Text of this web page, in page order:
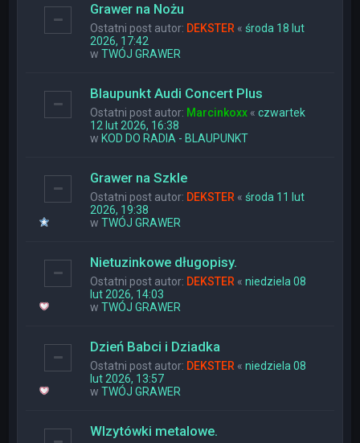
Grawer na Nożu
Ostatni post autor: DEKSTER «środa 18 lut
2026, 17:42
wTWÓJ GRAWER
Blaupunkt Audi Concert Plus
Ostatni post autor: Marcinkoxx «czwartek
12 lut 2026, 16:38
w KOD DO RADIA - BLAUPUNKT
Grawer na Szkle
Ostatni post autor: DEKSTER «środa 11 lut
2026, 19:38
wTWÓJ GRAWER
Nietuzinkowe długopisy.
Ostatni post autor: DEKSTER «niedziela 08
lut 2026, 14:03
wTWÓJ GRAWER
Dzień Babci i Dziadka
Ostatni post autor: DEKSTER «niedziela 08
lut 2026, 13:57
wTWÓJ GRAWER
WIzytówki metalowe.